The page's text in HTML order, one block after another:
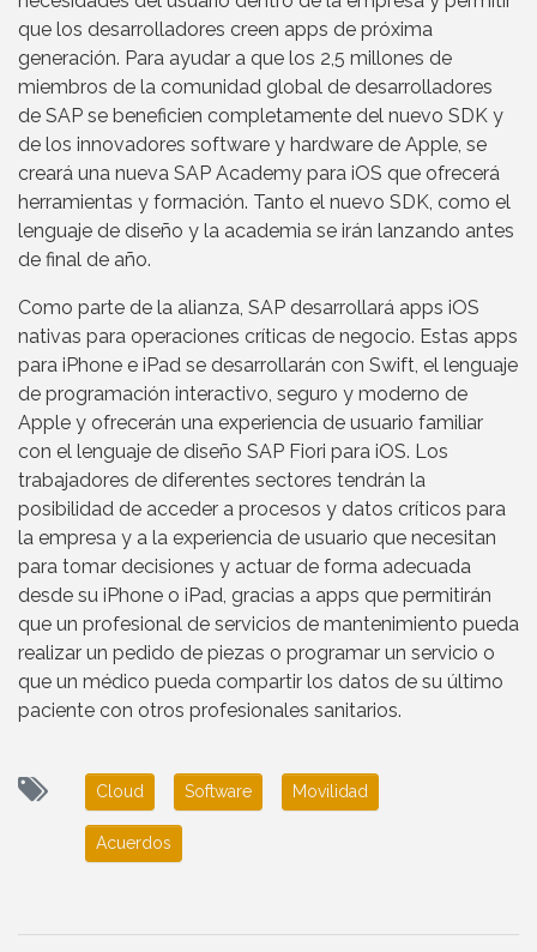
que los desarrolladores creen apps de próxima
generación. Para ayudar a que los 2,5 millones de
miembros de la comunidad global de desarrolladores
de SAP se beneficien completamente del nuevo SDK y
de los innovadores software y hardware de Apple, se
creará una nueva SAP Academy para iOS que ofrecerá
herramientas y formación. Tanto el nuevo SDK, como el
lenguaje de diseño y la academia se irán lanzando antes
de final de año.
Como parte de la alianza, SAP desarrollará apps iOS
nativas para operaciones críticas de negocio. Estas apps
para iPhone e iPad se desarrollarán con Swift, el lenguaje
de programación interactivo, seguro y moderno de
Apple y ofrecerán una experiencia de usuario familiar
con el lenguaje de diseño SAP Fiori para iOS. Los
trabajadores de diferentes sectores tendrán la
posibilidad de acceder a procesos y datos críticos para
la empresa y a la experiencia de usuario que necesitan
para tomar decisiones y actuar de forma adecuada
desde su iPhone o iPad, gracias a apps que permitirán
que un profesional de servicios de mantenimiento pueda
realizar un pedido de piezas o programar un servicio o
que un médico pueda compartir los datos de su último
paciente con otros profesionales sanitarios.
Cloud Software Movilidad
Acuerdos